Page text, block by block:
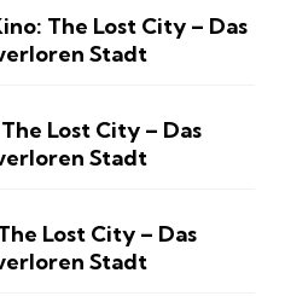
The Lost City – Das
Stadt
Lost City – Das
Stadt
Lost City – Das
Stadt